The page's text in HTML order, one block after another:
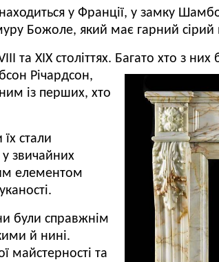
у Франції, у замку
Божоле, який має гарний сірий
та XIX століттях. Багато хто з них
Річардсон,
із перших, хто
стали
звичайних
елементом
були справжнім
й нині.
майстерності та